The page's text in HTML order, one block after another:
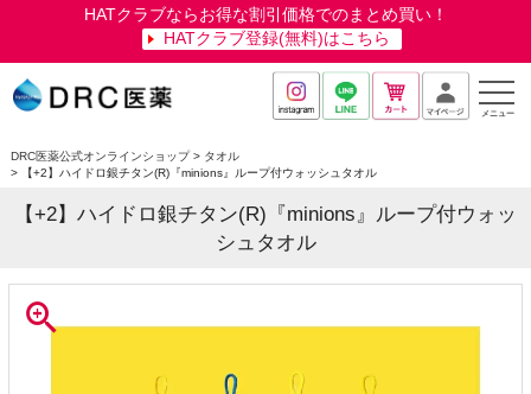
HATクラブならお得な割引価格でのまとめ買い！
HATクラブ登録(無料)はこちら
メニュー
DRC医薬公式オンラインショップ
タオル
【+2】ハイドロ銀チタン(R)『minions』ループ付ウォッシュタオル
【+2】ハイドロ銀チタン(R)『minions』ループ付ウォッ
シュタオル